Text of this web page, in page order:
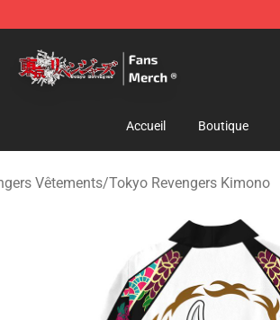
Accueil Boutique
Vêtements/Tokyo Revengers Kimono